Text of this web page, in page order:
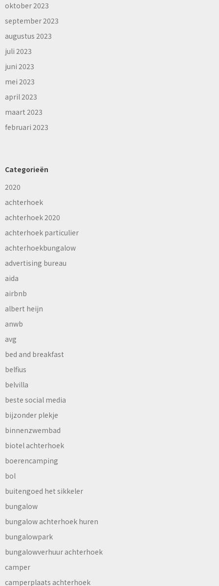
oktober 2023
september 2023
augustus 2023
juli 2023
juni 2023
mei 2023
april 2023
maart 2023
februari 2023
Categorieën
2020
achterhoek
achterhoek 2020
achterhoek particulier
achterhoekbungalow
advertising bureau
aida
airbnb
albert heijn
anwb
avg
bed and breakfast
belfius
belvilla
beste social media
bijzonder plekje
binnenzwembad
biotel achterhoek
boerencamping
bol
buitengoed het sikkeler
bungalow
bungalow achterhoek huren
bungalowpark
bungalowverhuur achterhoek
camper
camperplaats achterhoek